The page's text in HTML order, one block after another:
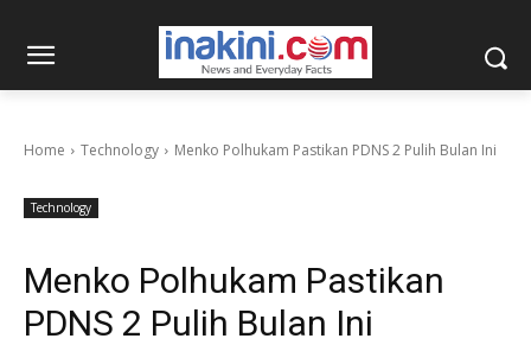
Home Technology Menko Polhukam Pastikan PDNS 2 Pulih Bulan Ini
Technology
Menko Polhukam Pastikan
PDNS 2 Pulih Bulan Ini